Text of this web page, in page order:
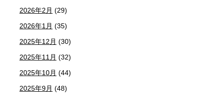
2026年2月 (29)
2026年1月 (35)
2025年12月 (30)
2025年11月 (32)
2025年10月 (44)
2025年9月 (48)